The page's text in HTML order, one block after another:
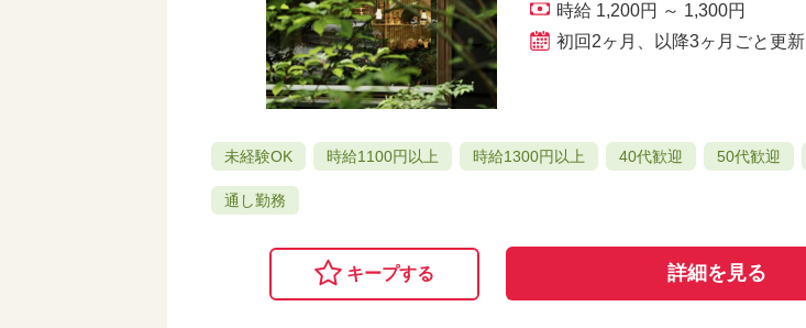
時給 1,200円 ～ 1,300円
初回2ヶ月、以降3ヶ月ごと更新
未経験OK 時給1100円以上 時給1300円以上 40代歓迎 50代歓迎
通し勤務
キープする 詳細を見る